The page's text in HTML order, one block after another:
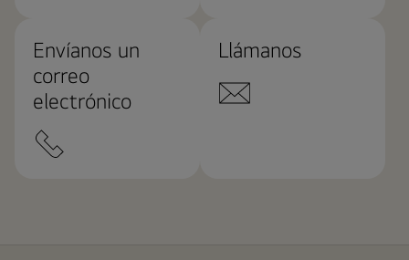
Envíanos un
correo
electrónico
Llámanos